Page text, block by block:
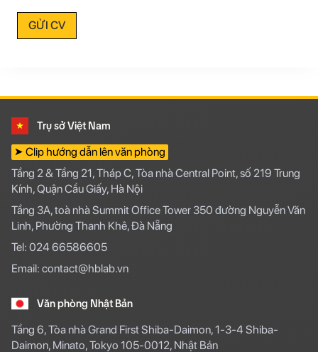
GỬI CV
Trụ sở Việt Nam
➤ Clip hướng dẫn lên văn phòng
Tầng 2 & Tầng 21, Tháp C, Tòa nhà Central Point, số 219 Trung
Kính, Quận Cầu Giấy, Hà Nội
Tầng 3A, toà nhà Summit Office Tower 350 đường Nguyễn Văn
Linh, Phường Thanh Khê, Đà Nẵng
Tel: 024 66586605
Email: contact@hblab.vn
Văn phòng Nhật Bản
Tầng 6, Tòa nhà Grand First Shiba-Daimon, 1-3-4 Shiba-
Daimon, Minato, Tokyo 105-0012, Nhật Bản